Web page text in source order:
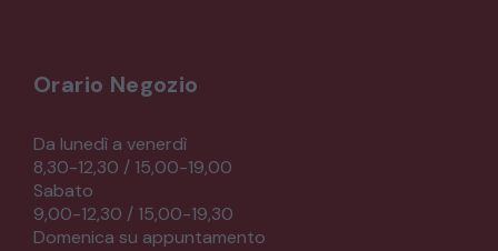
Orario Negozio
Da lunedì a venerdì
8,30-12,30 / 15,00-19,00
Sabato
9,00-12,30 / 15,00-19,30
Domenica su appuntamento